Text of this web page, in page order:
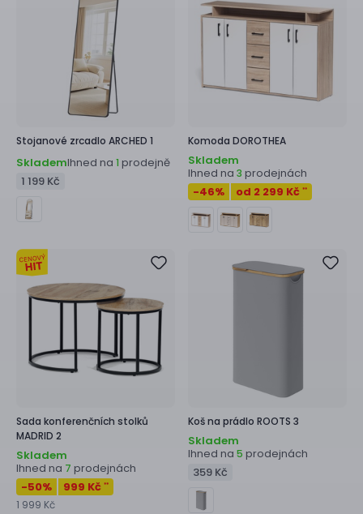
Stojanové zrcadlo ARCHED 1
SklademIhned na 1 prodejně
1 199 Kč
Komoda DOROTHEA
Skladem
Ihned na 3 prodejnách
-46% od 2 299 Kč **
Sada konferenčních stolků
MADRID 2
Skladem
Ihned na 7 prodejnách
-50% 999 Kč **
1 999 Kč
Koš na prádlo ROOTS 3
Skladem
Ihned na 5 prodejnách
359 Kč